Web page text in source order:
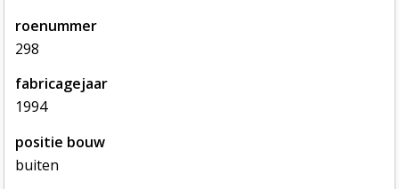
roenummer
298
fabricagejaar
1994
positie bouw
buiten